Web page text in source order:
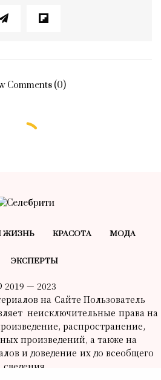
Comments (0)
ЖИЗНЬ КРАСОТA МОДА
ЭКСПЕРТЫ
2019 — 2023
на Сайте Пользователь
неисключительные права на
распространение,
произведений, а также на
и доведение их до всеобщего
сведения.